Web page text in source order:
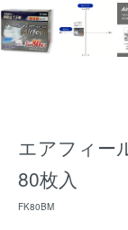
エアフィ
80枚入
FK80BM